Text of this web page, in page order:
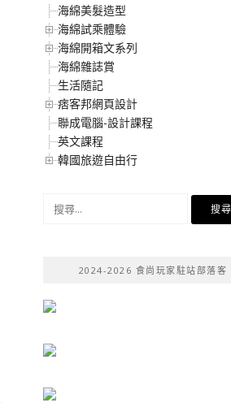
海綿美髮造型
海綿試乘體驗
海綿開箱文系列
海綿雜誌賞
生活隨記
痞客邦網頁設計
聯成電腦-設計課程
英文課程
韓國旅遊自由行
2024-2026 食尚玩家駐站部落客